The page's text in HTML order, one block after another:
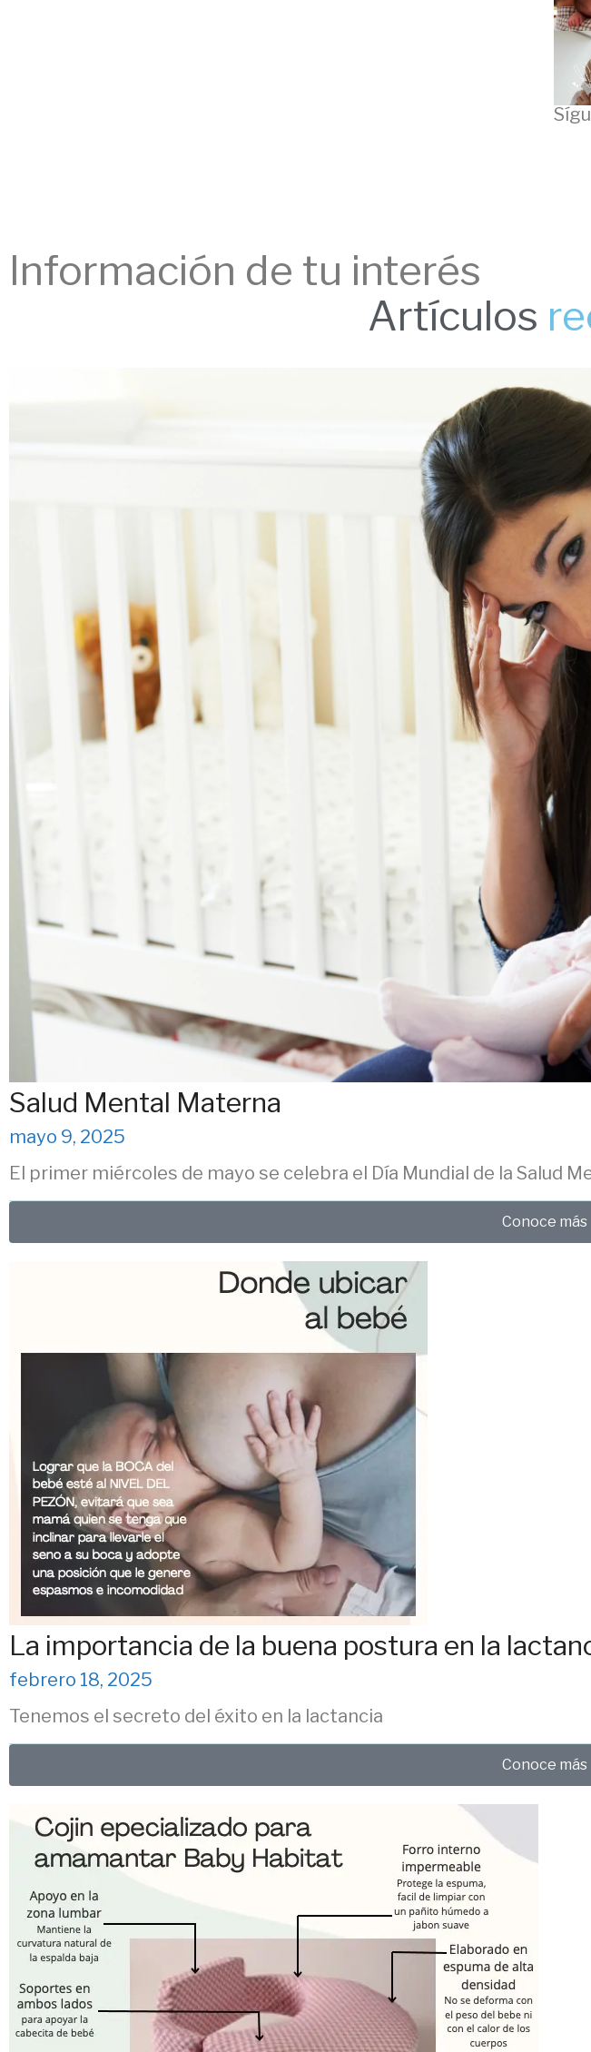
Información de tu interés
Artículos
Salud Mental Materna
mayo 9, 2025
El primer miércoles de mayo se celebra el Día Mundial de la Salud
Conoce más
La importancia de la buena postura en la
febrero 18, 2025
Tenemos el secreto del éxito en la lactancia
Conoce más